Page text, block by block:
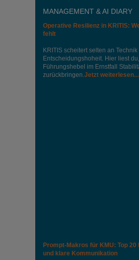
MANAGEMENT & AI DIARY
Operative Resilienz in KRITIS:
fehlt
KRITIS scheitert selten an
Entscheidungshoheit. Hier liest
Führungshebel im Ernstfall
zurückbringen. Jetzt weiterlesen…
Prompt-Makros für KMU: Top 20
und klare Kommunikation